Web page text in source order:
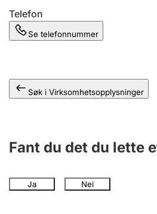
Telefon
Se telefonnummer
Søk i Virksomhetsopplysninger
Fant du det du lette
Ja Nei